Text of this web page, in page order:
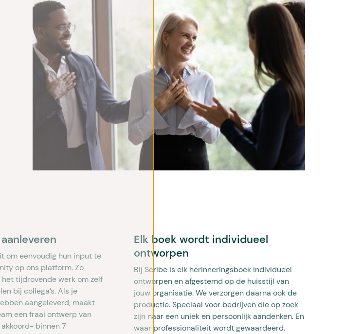
om eenvoudig hun input te
op ons platform. Zo
tijdrovende werk om zelf
bij collega’s. Als je
aangeleverd, maakt
een fraai ontwerp van
binnen 7
Elk boek wordt individueel
ontworpen
Bij Scribe is elk herinneringsboek individueel
ontworpen en afgestemd op de huisstijl van
jouw organisatie. We verzorgen daarna ook de
productie. Speciaal voor bedrijven die op zoek
zijn naar een uniek en persoonlijk aandenken. En
waar professionaliteit wordt gewaardeerd.